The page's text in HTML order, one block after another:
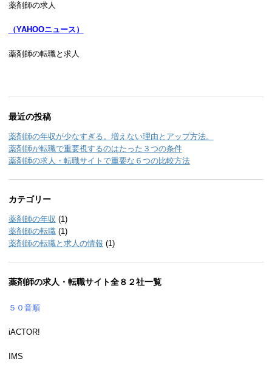
薬剤師の求人
（YAHOOニュース）
薬剤師の転職と求人
最近の投稿
薬剤師の年収が少なすぎる。増えない理由とアップ方法。
薬剤師が転職で重要視するのはたった３つの条件
薬剤師の求人・転職サイトで重要な６つの比較方法
カテゴリー
薬剤師の年収 (1)
薬剤師の転職(1)
薬剤師の転職と求人の情報 (1)
薬剤師の求人・転職サイト全８２社一覧
５０音順
iACTOR!
IMS